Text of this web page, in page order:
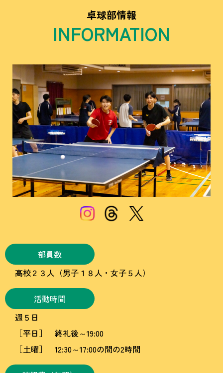
卓球部情報
部員数
高校２３人（男子１８人・女子５人）
活動時間
週５日
［平日］ 終礼後～19:00
［土曜］ 12:30～17:00の間の2時間